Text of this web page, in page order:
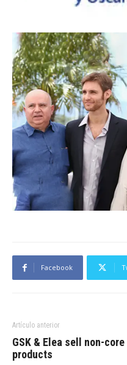
Facebook
Artículo anterior
GSK & Elea sell non-core
products